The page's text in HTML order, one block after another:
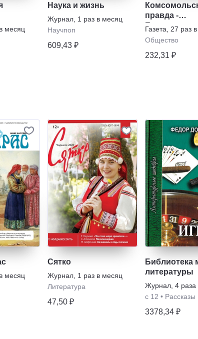
месяц
Наука и жизнь
Журнал 1 раз в месяц
Научпоп
609,43 ₽
правда -
Газета
27 раз
Общество
232,31 ₽
месяц
Сятко
Журнал 1 раз в месяц
Литература
47,50 ₽
Библиотека
литературы
Журнал 4 раза
с 12 • Рассказы
3378,34 ₽